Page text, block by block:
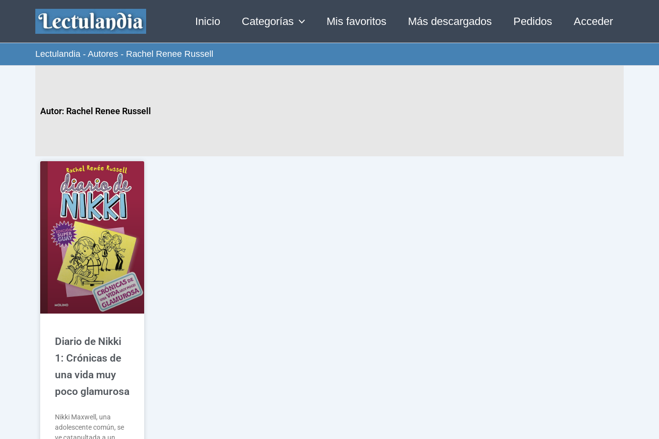
contenido
Inicio Categorías Mis favoritos Más descargados Pedidos Acceder
Lectulandia - Autores - Rachel Renee Russell
Autor: Rachel Renee Russell
Diario de Nikki
1: Crónicas de
una vida muy
poco glamurosa
Nikki Maxwell, una
adolescente común, se
ve catapultada a un